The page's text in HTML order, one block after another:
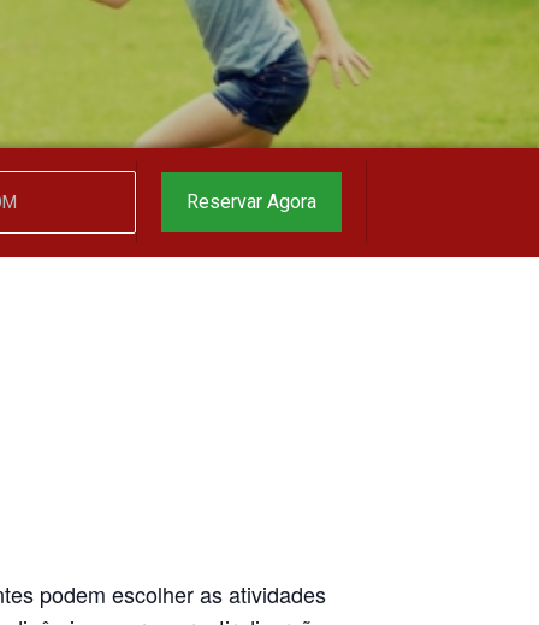
podem escolher as atividades
Reserve agora, com
o melhor preço
garantido
▼
Reservar Agora